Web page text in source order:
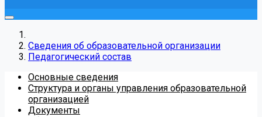
Сведения об образовательной организации
Педагогический состав
Основные сведения
Структура и органы управления образовательной
организацией
Документы